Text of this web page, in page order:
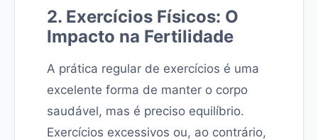
2. Exercícios Físicos: O
Impacto na Fertilidade
A prática regular de exercícios é uma
excelente forma de manter o corpo
saudável, mas é preciso equilíbrio.
Exercícios excessivos ou, ao contrário,